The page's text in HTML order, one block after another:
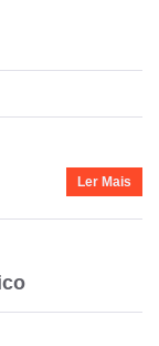
Ler Mais